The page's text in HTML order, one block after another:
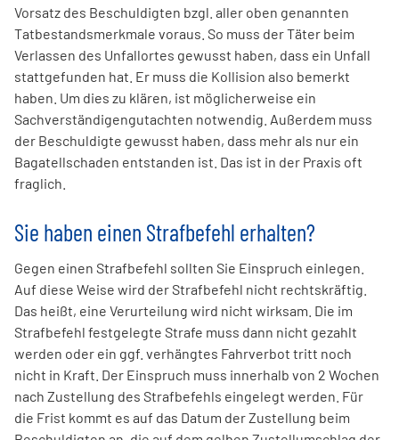
Vorsatz des Beschuldigten bzgl. aller oben genannten
Tatbestandsmerkmale voraus. So muss der Täter beim
Verlassen des Unfallortes gewusst haben, dass ein Unfall
stattgefunden hat. Er muss die Kollision also bemerkt
haben. Um dies zu klären, ist möglicherweise ein
Sachverständigengutachten notwendig. Außerdem muss
der Beschuldigte gewusst haben, dass mehr als nur ein
Bagatellschaden entstanden ist. Das ist in der Praxis oft
fraglich.
Sie haben einen Strafbefehl erhalten?
Gegen einen Strafbefehl sollten Sie Einspruch einlegen.
Auf diese Weise wird der Strafbefehl nicht rechtskräftig.
Das heißt, eine Verurteilung wird nicht wirksam. Die im
Strafbefehl festgelegte Strafe muss dann nicht gezahlt
werden oder ein ggf. verhängtes Fahrverbot tritt noch
nicht in Kraft. Der Einspruch muss innerhalb von 2 Wochen
nach Zustellung des Strafbefehls eingelegt werden. Für
die Frist kommt es auf das Datum der Zustellung beim